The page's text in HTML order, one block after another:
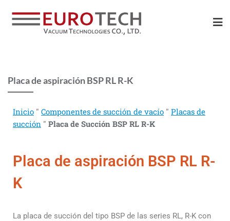
Placa de aspiración BSP RL R-K
Inicio " Componentes de succión de vacío " Placas de
succión " Placa de Succión BSP RL R-K
Placa de aspiración BSP RL R-
K
La placa de succión del tipo BSP de las series RL, R-K con